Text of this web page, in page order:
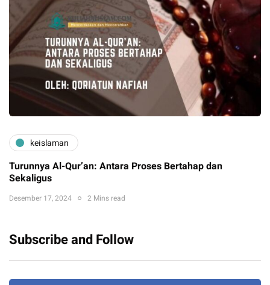
keislaman
Turunnya Al-Qur’an: Antara Proses Bertahap dan
Sekaligus
Desember 17, 2024 2 Mins read
Subscribe and Follow